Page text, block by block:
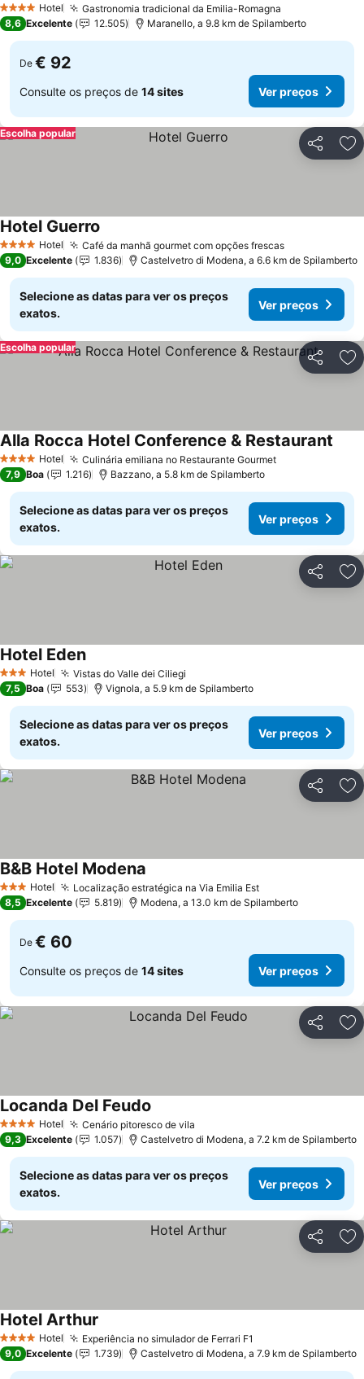
4 EstrelasHotel Gastronomia tradicional da Emilia-Romagna
8,6 Excelente 12.505 Maranello, a 9.8 km de Spilamberto
De € 92
Consulte os preços de 14 sites Ver preços
Partilhar
Escolha popular
4 EstrelasHotel Café da manhã gourmet com opções frescas
Hotel Guerro
9,0 Excelente 1.836 Castelvetro di Modena, a 6.6 km de Spilamberto
Selecione as datas para ver os preços
exatos.
Ver preços
Partilhar
Escolha popular
4 EstrelasHotel Culinária emiliana no Restaurante Gourmet
Alla Rocca Hotel Conference & Restaurant
7,9 Boa 1.216 Bazzano, a 5.8 km de Spilamberto
Selecione as datas para ver os preços
exatos.
Ver preços
Partilhar
3 EstrelasHotel Vistas do Valle dei Ciliegi
Hotel Eden
7,5 Boa 553 Vignola, a 5.9 km de Spilamberto
Selecione as datas para ver os preços
exatos.
Ver preços
Partilhar
3 EstrelasHotel Localização estratégica na Via Emilia Est
B&B Hotel Modena
8,5 Excelente 5.819 Modena, a 13.0 km de Spilamberto
De € 60
Consulte os preços de 14 sites Ver preços
Partilhar
4 EstrelasHotel Cenário pitoresco de vila
Locanda Del Feudo
9,3 Excelente 1.057 Castelvetro di Modena, a 7.2 km de Spilamberto
Selecione as datas para ver os preços
exatos.
Ver preços
Partilhar
4 EstrelasHotel Experiência no simulador de Ferrari F1
Hotel Arthur
9,0 Excelente 1.739 Castelvetro di Modena, a 7.9 km de Spilamberto